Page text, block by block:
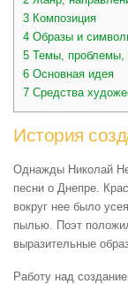
3 Композиция
4 Образы и
5 Темы, проблемы,
6 Основная идея
7 Средства
История
Однажды Николай
песни о Днепре.
вокруг нее было
пылью. Поэт
выразительные
Работу над